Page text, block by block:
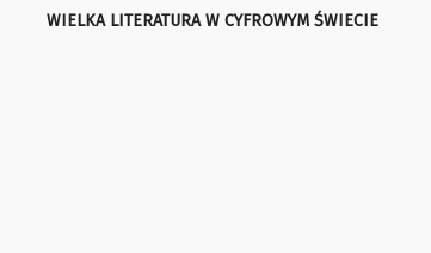
WIELKA LITERATURA W CYFROWYM ŚWIECIE